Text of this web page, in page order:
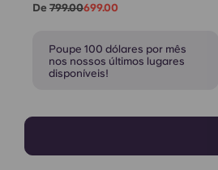
De 799.00699.00
Poupe 100 dólares por mês
nos nossos últimos lugares
disponíveis!